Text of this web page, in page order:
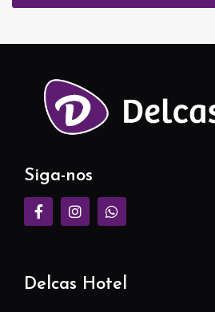
Siga-nos
Delcas Hotel